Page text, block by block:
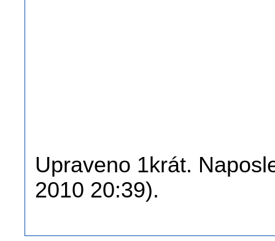
Upraveno 1krát.
2010 20:39).